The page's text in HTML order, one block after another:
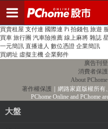
PChome首頁 線上購物 24h購物 書店
買賣租屋 支付連 國際連 Pi 拍錢包 旅遊
買車 旅行團 汽車險推薦 線上麻將 雜誌
一元簡訊 直播達人 數位憑證 企業簡訊
買網址 虛擬主機 企業郵件
廣告刊登
消費者保護
About PChome
著作權保護 ｜網路家庭版權所
PChome Online and PChome
大盤